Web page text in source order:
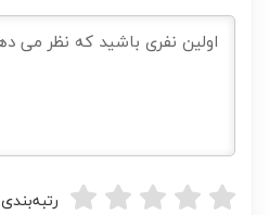
رتبه‌بندی